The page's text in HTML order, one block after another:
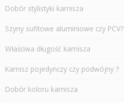
Dobór stylistyki karnisza
Szyny sufitowe aluminiowe czy PCV?
Właściwa długość karnisza
Karnisz pojedynczy czy podwójny ?
Dobór koloru karnisza